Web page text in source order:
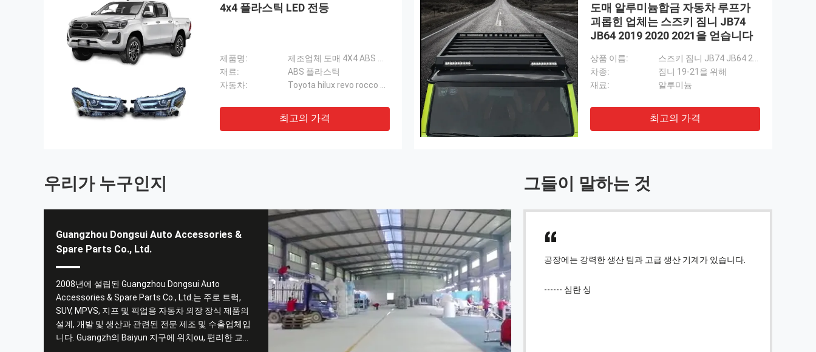
4x4 플라스틱 LED 전등
제품명:
재료:
ABS 플라스틱
자동차:
최고의 가격
도매 알루미늄합금 자동차 루프가
괴롭힌 업체는 스즈키 짐니 JB74
JB64 2019 2020 2021을 얻습니다
상품 이름:
차종:
짐니 19-21을 위해
재료:
알루미늄
최고의 가격
우리가 누구인지
Guangzhou Dongsui Auto Accessories &
Spare Parts Co., Ltd.
2008년에 설립된 Guangzhou Dongsui Auto
Accessories & Spare Parts Co., Ltd.는 주로 트럭,
SUV, MPVS, 지프 및 픽업용 자동차 외장 장식 제품의
설계, 개발 및 생산과 관련된 전문 제조 및 수출업체입
니다. Guangzh의 Baiyun 지구에 위치ou, 편리한 교통
그들이 말하는 것
------ 요한
공장에는 강력한 생산 팀과 고급 생산 기계가 있습니다.
------ 심란 싱
실제 제품은 설명과 동일하고 품질이 매우 좋고 판매자
가 있습니다.